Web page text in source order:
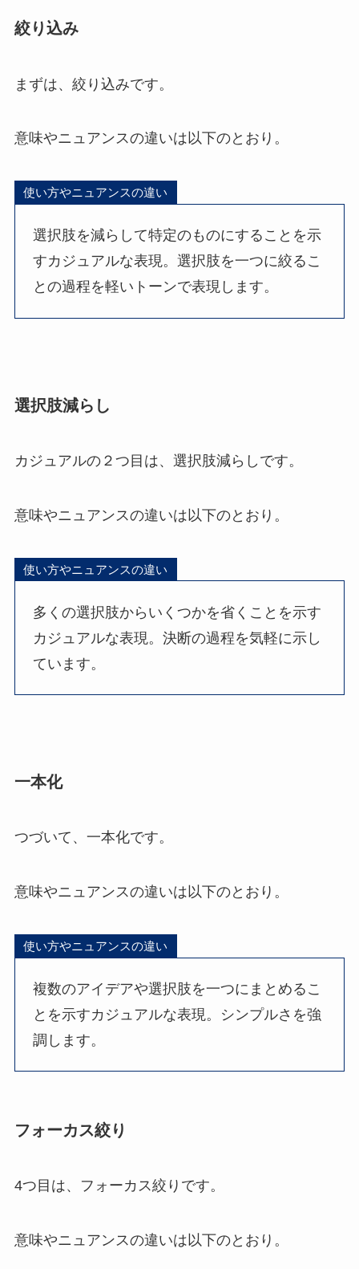
絞り込み
まずは、絞り込みです。
意味やニュアンスの違いは以下のとおり。
使い方やニュアンスの違い
選択肢を減らして特定のものにすることを示
すカジュアルな表現。選択肢を一つに絞るこ
との過程を軽いトーンで表現します。
選択肢減らし
カジュアルの２つ目は、選択肢減らしです。
意味やニュアンスの違いは以下のとおり。
使い方やニュアンスの違い
多くの選択肢からいくつかを省くことを示す
カジュアルな表現。決断の過程を気軽に示し
ています。
一本化
つづいて、一本化です。
意味やニュアンスの違いは以下のとおり。
使い方やニュアンスの違い
複数のアイデアや選択肢を一つにまとめるこ
とを示すカジュアルな表現。シンプルさを強
調します。
フォーカス絞り
4つ目は、フォーカス絞りです。
意味やニュアンスの違いは以下のとおり。